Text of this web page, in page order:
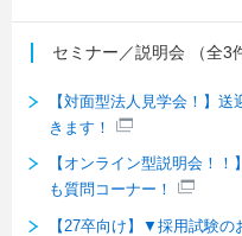
セミナー／説明会 （全3
【対面型法人見学会！】
きます！
【オンライン型説明会！
も質問コーナー！
【27卒向け】▼採用試験